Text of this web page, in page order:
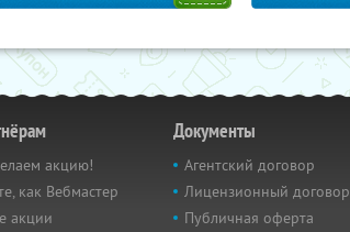
акцию!
как Вебмастер
акции
Документы
Агентский договор
Лицензионный договор
Публичная оферта